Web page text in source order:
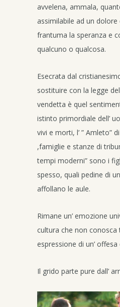
avvelena, ammala,
assimilabile ad un
frantuma la speranza e
qualcuno o qualcosa.
Esecrata dal
sostituire con la legge
vendetta è quel
istinto primordiale dell’
vivi e morti, l’ ” Amleto”
,famiglie e stanze di
tempi moderni” sono i
spesso, quali pedine di
affollano le aule.
Rimane un’ emozione
cultura che non conosca
espressione di un’
Il grido parte pure dall’